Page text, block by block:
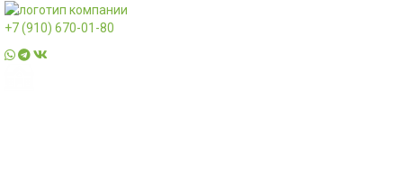
+7 (910) 670-01-80